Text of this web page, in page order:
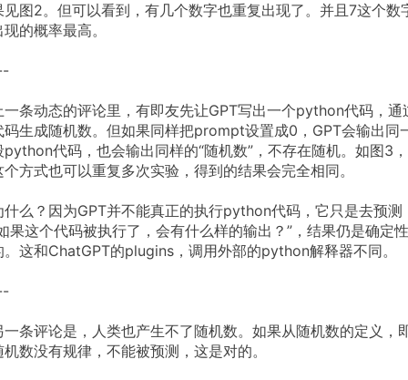
见图2。但可以看到，有几个数字也重复出现了。并且7这个数
现的概率最高。
一条动态的评论里，有即友先让GPT写出一个python代码，通
码生成随机数。但如果同样把prompt设置成0，GPT会输出同
python代码，也会输出同样的“随机数”，不存在随机。如图3，
个方式也可以重复多次实验，得到的结果会完全相同。
什么？因为GPT并不能真正的执行python代码，它只是去预测
果这个代码被执行了，会有什么样的输出？”，结果仍是确定性
。这和ChatGPT的plugins，调用外部的python解释器不同。
一条评论是，人类也产生不了随机数。如果从随机数的定义，
机数没有规律，不能被预测，这是对的。